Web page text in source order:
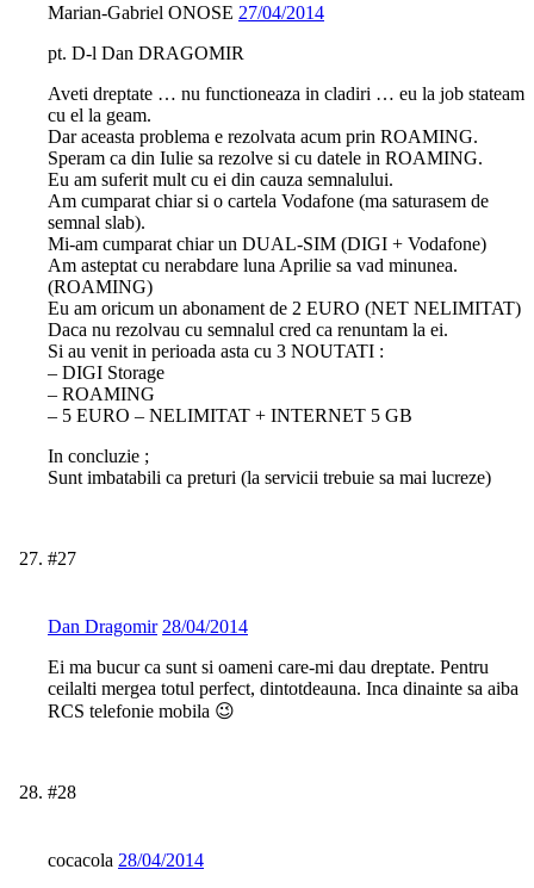
Marian-Gabriel ONOSE 27/04/2014
pt. D-l Dan DRAGOMIR
Aveti dreptate … nu functioneaza in cladiri … eu la job stateam
cu el la geam.
Dar aceasta problema e rezolvata acum prin ROAMING.
Speram ca din Iulie sa rezolve si cu datele in ROAMING.
Eu am suferit mult cu ei din cauza semnalului.
Am cumparat chiar si o cartela Vodafone (ma saturasem de
semnal slab).
Mi-am cumparat chiar un DUAL-SIM (DIGI + Vodafone)
Am asteptat cu nerabdare luna Aprilie sa vad minunea.
(ROAMING)
Eu am oricum un abonament de 2 EURO (NET NELIMITAT)
Daca nu rezolvau cu semnalul cred ca renuntam la ei.
Si au venit in perioada asta cu 3 NOUTATI :
– DIGI Storage
– ROAMING
– 5 EURO – NELIMITAT + INTERNET 5 GB
In concluzie ;
Sunt imbatabili ca preturi (la servicii trebuie sa mai lucreze)
#27
Dan Dragomir 28/04/2014
Ei ma bucur ca sunt si oameni care-mi dau dreptate. Pentru
ceilalti mergea totul perfect, dintotdeauna. Inca dinainte sa aiba
RCS telefonie mobila 😉
#28
cocacola 28/04/2014